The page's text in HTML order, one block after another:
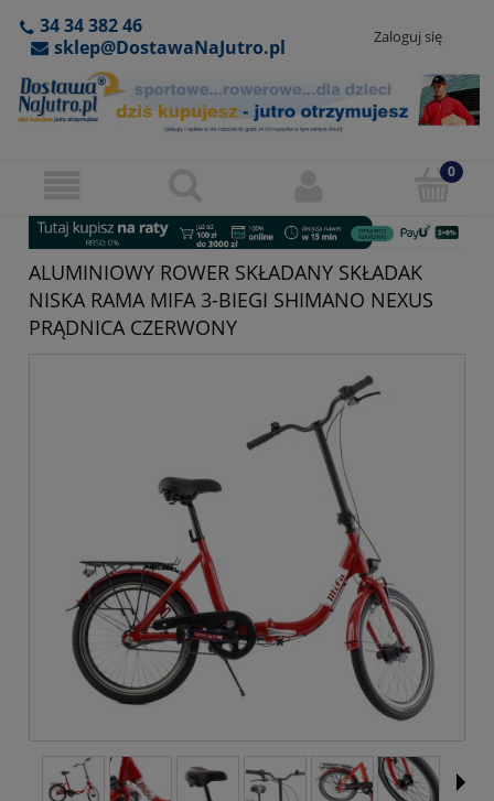
34 34 382 46
sklep@DostawaNaJutro.pl
Zaloguj się
ALUMINIOWY ROWER SKŁADANY SKŁADAK
NISKA RAMA MIFA 3-BIEGI SHIMANO NEXUS
PRĄDNICA CZERWONY